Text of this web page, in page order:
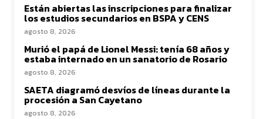
Están abiertas las inscripciones para finalizar
los estudios secundarios en BSPA y CENS
agosto 8, 2026
Murió el papá de Lionel Messi: tenía 68 años y
estaba internado en un sanatorio de Rosario
agosto 8, 2026
SAETA diagramó desvíos de líneas durante la
procesión a San Cayetano
agosto 8, 2026